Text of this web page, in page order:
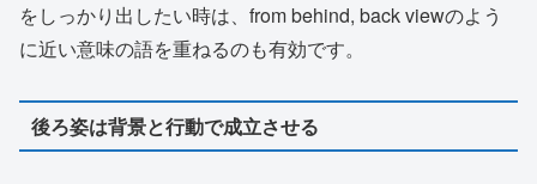
をしっかり出したい時は、from behind, back viewのよう
に近い意味の語を重ねるのも有効です。
後ろ姿は背景と行動で成立させる